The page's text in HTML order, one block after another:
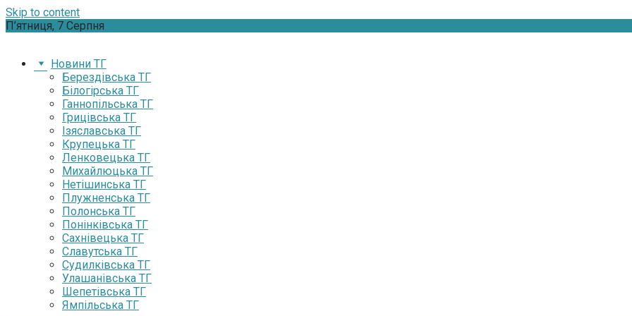
Skip to content
П’ятниця, 7 Серпня
Новини ТГ
Берездівська ТГ
Білогірська ТГ
Ганнопільська ТГ
Грицівська ТГ
Ізяславська ТГ
Крупецька ТГ
Ленковецька ТГ
Михайлюцька ТГ
Нетішинська ТГ
Плужненська ТГ
Полонська ТГ
Понінківська ТГ
Сахнівецька ТГ
Славутська ТГ
Судилківська ТГ
Улашанівська ТГ
Шепетівська ТГ
Ямпільська ТГ